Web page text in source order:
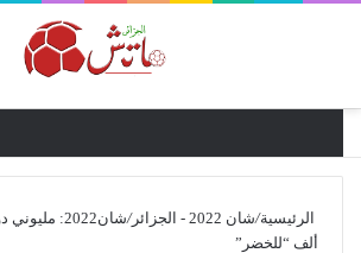
الرئيسية/شان 2022 - الجزائر /
ألف “للخضر”